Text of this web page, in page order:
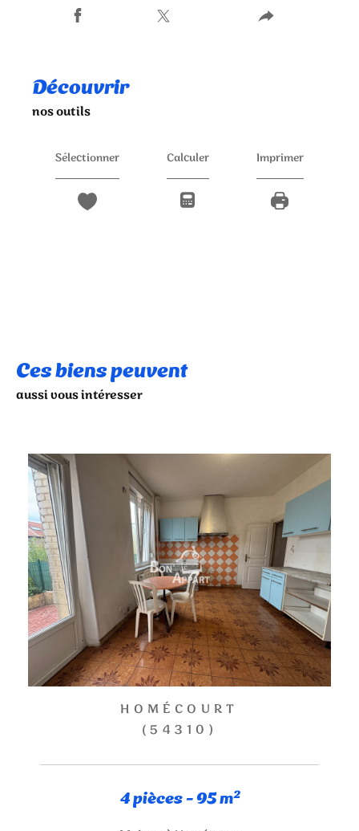
découvrir
nos outils
Sélectionner Calculer Imprimer
Ces biens peuvent
aussi vous intéresser
HOMÉCOURT
(54310)
4 pièces - 95 m²